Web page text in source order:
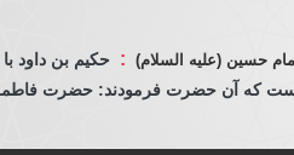
حسین (علیه السلام) : حكيم بن داود
است كه آن حضرت فرمودند: حضرت